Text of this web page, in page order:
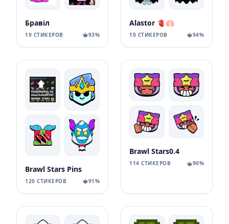
Бравіл
19 СТИКЕРОВ 93%
Alastor 🫀🫁
10 СТИКЕРОВ 94%
Brawl Stars Pins
120 СТИКЕРОВ 91%
Brawl Stars0.4
114 СТИКЕРОВ 90%